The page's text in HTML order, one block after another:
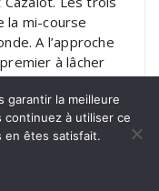
la mi-course
A l’approche
à lâcher
De sorte que
se retrouvent
obtenant
suite à la perte de
côtés,
pour la
garantir la meilleure
à utiliser ce
en êtes satisfait.